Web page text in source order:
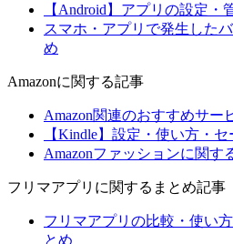
【Android】アプリの設定・
スマホ・アプリで発生した
め
Amazonに関する記事
Amazon関連のおすすめサー
【Kindle】設定・使い方・
Amazonファッションに関す
フリマアプリに関するまとめ記事
フリマアプリの比較・使い
とめ